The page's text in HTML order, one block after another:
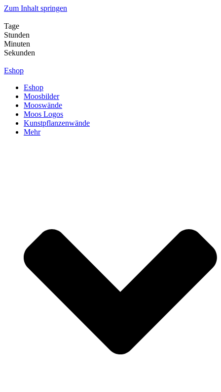
Zum Inhalt springen
Tage
Stunden
Minuten
Sekunden
Eshop
Eshop
Moosbilder
Mooswände
Moos Logos
Kunstpflanzenwände
Mehr